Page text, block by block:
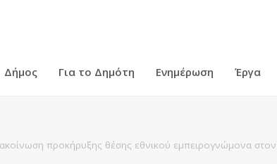
Δήμος Για το Δημότη Ενημέρωση Έργα
προκήρυξης θέσης εθνικού εμπειρογνώμονα